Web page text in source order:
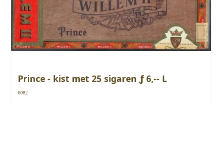
Prince - kist met 25 sigaren ƒ 6,-- L
6082